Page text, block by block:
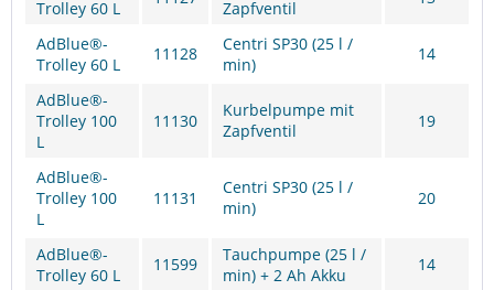
Trolley 60 L
Zapfventil
AdBlue®-
Trolley 60 L
11128
Centri SP30 (25 l /
min)
14
AdBlue®-
Trolley 100
L
11130
Kurbelpumpe mit
Zapfventil
19
AdBlue®-
Trolley 100
L
11131
Centri SP30 (25 l /
min)
20
AdBlue®-
Trolley 60 L
11599
Tauchpumpe (25 l /
min) + 2 Ah Akku
14